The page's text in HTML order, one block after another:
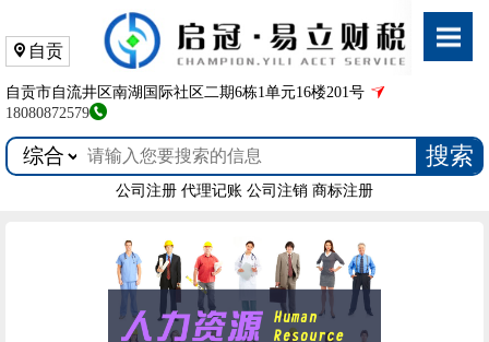
自贡
自贡市自流井区南湖国际社区二期6栋1单元16楼201号
18080872579
搜索
公司注册 代理记账 公司注销 商标注册